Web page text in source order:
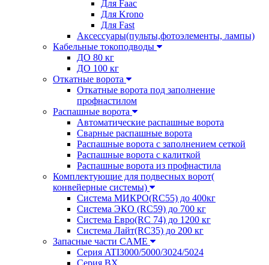
Для Faac
Для Krono
Для Fast
Аксессуары(пульты,фотоэлементы, лампы)
Кабельные токоподводы
ДО 80 кг
ДО 100 кг
Откатные ворота
Откатные ворота под заполнение
профнастилом
Распашные ворота
Автоматические распашные ворота
Сварные распашные ворота
Распашные ворота с заполнением сеткой
Распашные ворота с калиткой
Распашные ворота из профнастила
Комплектующие для подвесных ворот(
конвейерные системы)
Система МИКРО(RC55) до 400кг
Система ЭКО (RC59) до 700 кг
Система Евро(RC 74) до 1200 кг
Система Лайт(RC35) до 200 кг
Запасные части CAME
Серия ATI3000/5000/3024/5024
Серия BX